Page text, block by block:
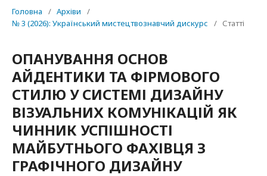
Головна / Архіви
/
№ 3 (2026): Український мистецтвознавчий дискурс
/ Статті
ОПАНУВАННЯ ОСНОВ
АЙДЕНТИКИ ТА ФІРМОВОГО
СТИЛЮ У СИСТЕМІ ДИЗАЙНУ
ВІЗУАЛЬНИХ КОМУНІКАЦІЙ ЯК
ЧИННИК УСПІШНОСТІ
МАЙБУТНЬОГО ФАХІВЦЯ З
ГРАФІЧНОГО ДИЗАЙНУ